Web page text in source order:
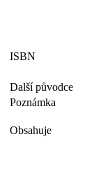
ISBN
Další původce
Poznámka
Obsahuje